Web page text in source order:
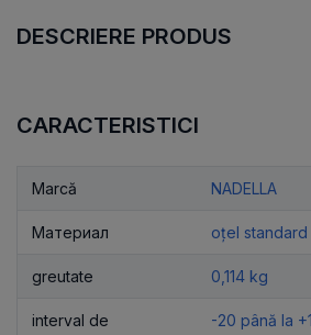
DESCRIERE PRODUS
CARACTERISTICI
Marcă NADELLA
Материал oțel
greutate 0,114 kg
interval de
-20 până la